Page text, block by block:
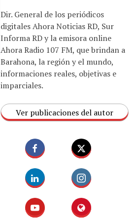
Dir. General de los periódicos
digitales Ahora Noticias RD, Sur
Informa RD y la emisora online
Ahora Radio 107 FM, que brindan a
Barahona, la región y el mundo,
informaciones reales, objetivas e
imparciales.
Ver publicaciones del autor